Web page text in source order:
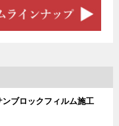
ンブロックフィルム施工